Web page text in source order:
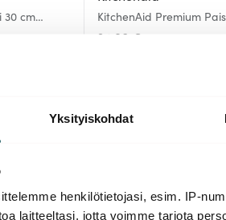
Yksityiskohdat
henkilötietojasi, esim. IP-
laitteeltasi, jotta voimme tarjota
30 cm
KitchenAid Premium
rei'itetty 35 cm
34.90 €